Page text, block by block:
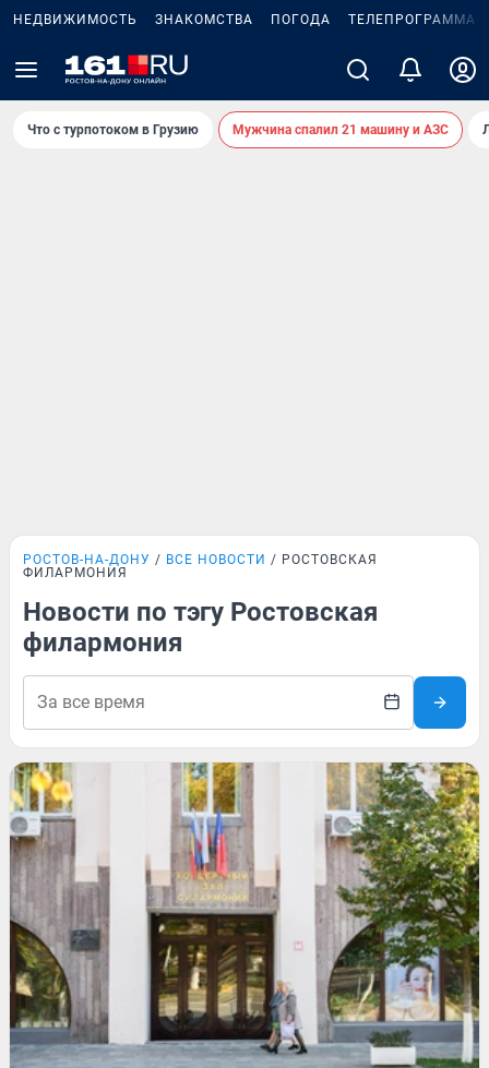
НЕДВИЖИМОСТЬ ЗНАКОМСТВА ПОГОДА ТЕЛЕПРОГРАММА
Что с турпотоком в Грузию Мужчина спалил 21 машину и АЗС
РОСТОВ-НА-ДОНУ ВСЕ НОВОСТИ
РОСТОВСКАЯ
ФИЛАРМОНИЯ
Новости по тэгу Ростовская
филармония